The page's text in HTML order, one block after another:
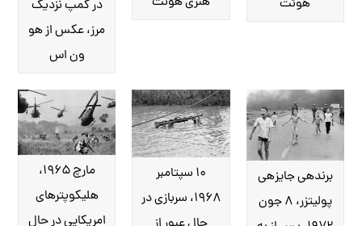
در کمپ نزدیک
مرز، عکس از هو
ون اس
هوئت
مارچ ۱۹۶۵،
هلیکوپترهای
امریکایی در حال
۱۰ سپتامبر
۱۹۶۸، سربازی در
برنده‎ی جایزه‎ی
پولیتزر، ۸ جون